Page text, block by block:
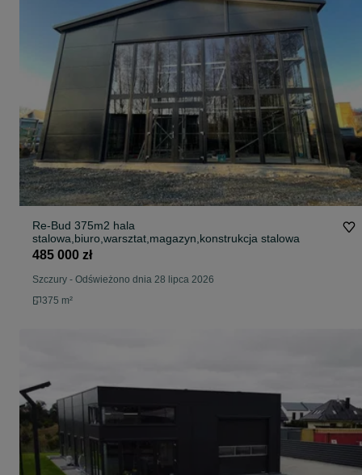
Re-Bud 375m2 hala
stalowa,biuro,warsztat,magazyn,konstrukcja stalowa
485 000 zł
Szczury - Odświeżono dnia 28 lipca 2026
375 m²